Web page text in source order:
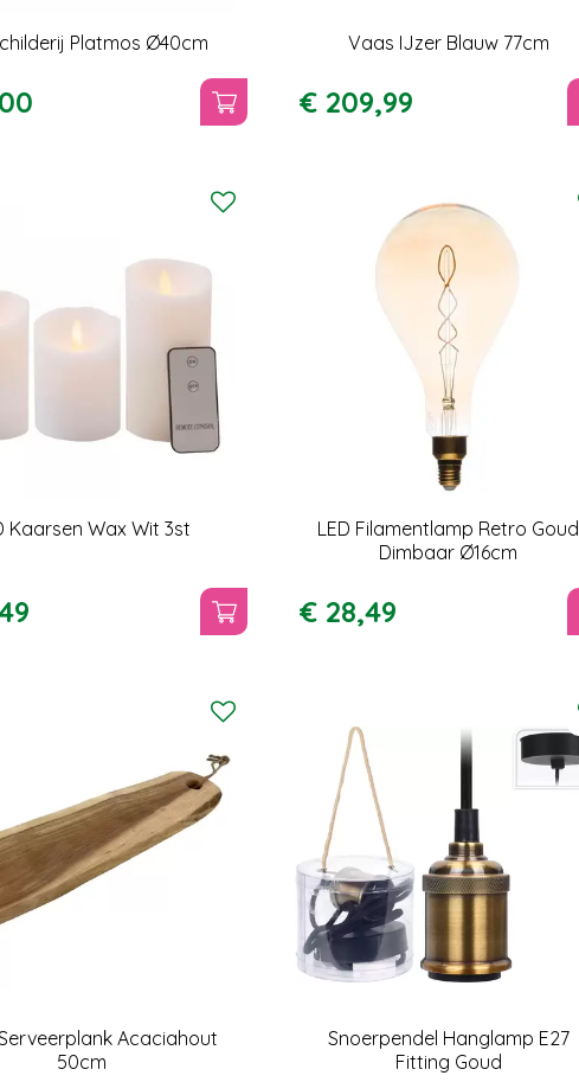
Platmos Ø40cm
00
Vaas IJzer Blauw 77cm
€ 209,99
Kaarsen Wax Wit 3st
LED Filamentlamp Retro Goud
Dimbaar Ø16cm
€ 28,49
Acaciahout
50cm
Snoerpendel Hanglamp E27
Fitting Goud